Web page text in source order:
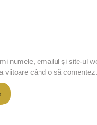
numele, emailul și site-ul
viitoare când o să comentez.